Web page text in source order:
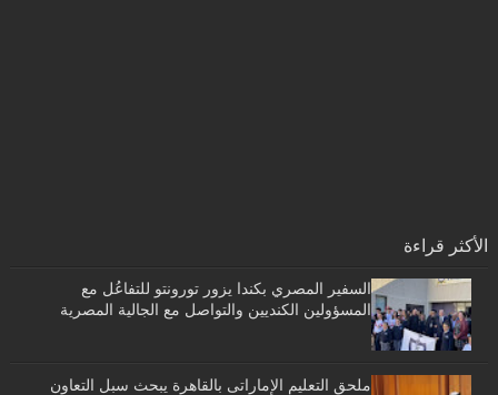
الأكثر قراءة
السفير المصري بكندا يزور تورونتو للتفاعُل مع
المسؤولين الكنديين والتواصل مع الجالية المصرية
ملحق التعليم الإماراتى بالقاهرة يبحث سبل التعاون